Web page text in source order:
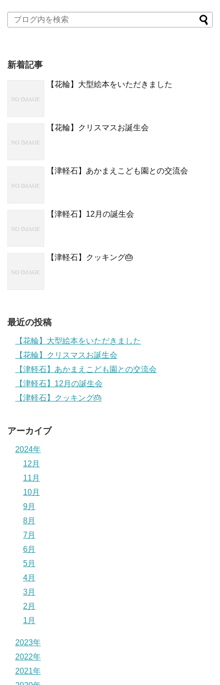
新着記事
【花輪】大型絵本をいただきました
【花輪】クリスマスお誕生会
【津軽石】あかまえこども園との交流会
【津軽石】12月の誕生会
【津軽石】クッキング🎂
最近の投稿
【花輪】大型絵本をいただきました
【花輪】クリスマスお誕生会
【津軽石】あかまえこども園との交流会
【津軽石】12月の誕生会
【津軽石】クッキング🎂
アーカイブ
2024年
12月
11月
10月
9月
8月
7月
6月
5月
4月
3月
2月
1月
2023年
2022年
2021年